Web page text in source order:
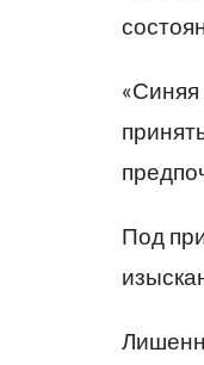
«Синяя
Под